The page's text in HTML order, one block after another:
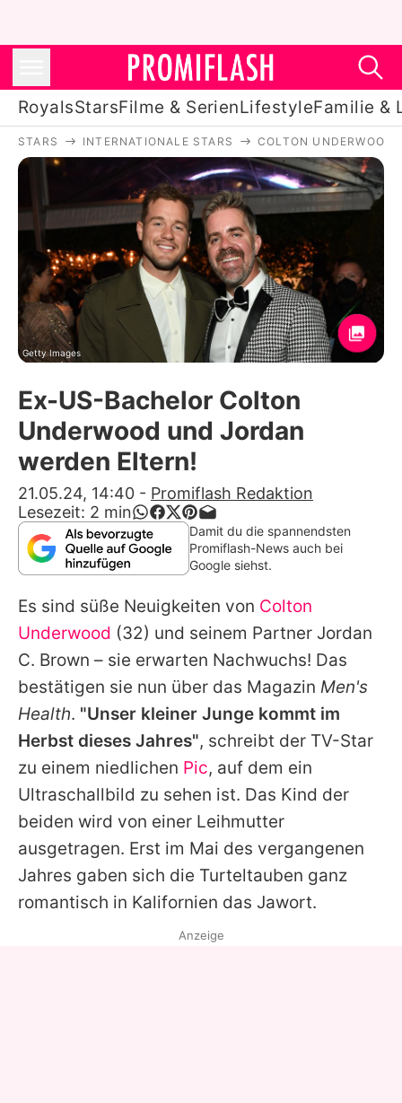
RoyalsStarsFilme & SerienLifestyleFamilie &
Royals
Stars
Filme & Serien
Lifestyle
Familie & Liebe
Promiflash Exklusiv
Alle Themen auf Promiflash
Jobs
App runterladen
Team
Redaktionelle Richtlinien
Impressum
Datenschutzerklärung
Nutzungsbedingungen
Utiq verwalten
STARS INTERNATIONALE STARS COLTON UNDERWOOD
Getty Images
Ex-US-Bachelor Colton
Underwood und Jordan
werden Eltern!
21.05.24, 14:40 - Promiflash Redaktion
Lesezeit: 2 min
Damit du die spannendsten
Promiflash-News auch bei
Google siehst.
Es sind süße Neuigkeiten von Colton
Underwood (32) und seinem Partner Jordan
C. Brown – sie erwarten Nachwuchs! Das
bestätigen sie nun über das Magazin Men's
Health. "Unser kleiner Junge kommt im
Herbst dieses Jahres", schreibt der TV-Star
zu einem niedlichen Pic, auf dem ein
Ultraschallbild zu sehen ist. Das Kind der
beiden wird von einer Leihmutter
ausgetragen. Erst im Mai des vergangenen
Jahres gaben sich die Turteltauben ganz
romantisch in Kalifornien das Jawort.
Anzeige